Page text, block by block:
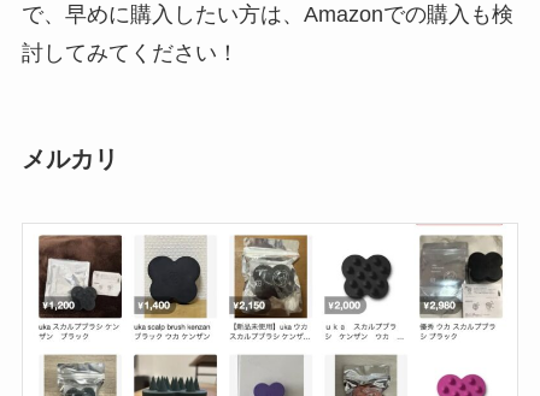
で、早めに購入したい方は、Amazonでの購入も検
討してみてください！
メルカリ